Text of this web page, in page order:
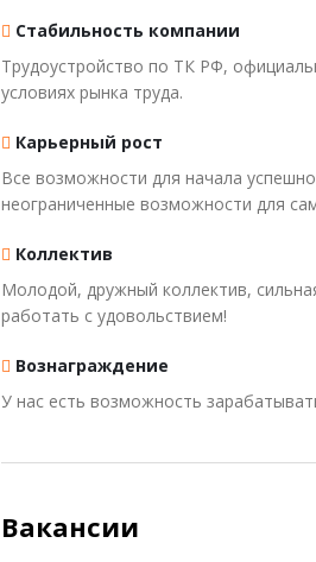
Стабильность компании
Трудоустройство по ТК РФ,
условиях рынка труда.
Карьерный рост
Все возможности для начала
неограниченные возможности для
Коллектив
Молодой, дружный коллектив,
работать с удовольствием!
Вознаграждение
У нас есть возможность
Вакансии